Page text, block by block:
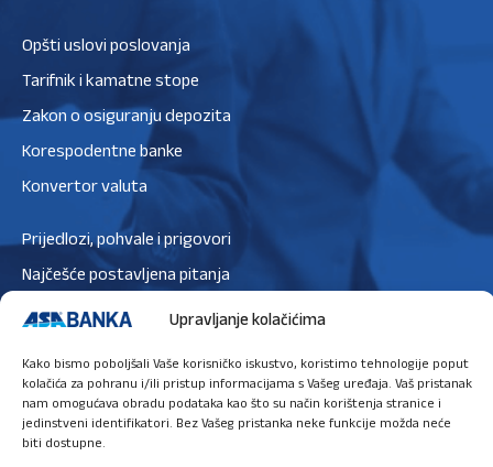
Upravljanje kolačićima
Kako bismo poboljšali Vaše korisničko iskustvo, koristimo tehnologije poput
kolačića za pohranu i/ili pristup informacijama s Vašeg uređaja. Vaš pristanak
nam omogućava obradu podataka kao što su način korištenja stranice i
jedinstveni identifikatori. Bez Vašeg pristanka neke funkcije možda neće
biti dostupne.
Opšti uslovi poslovanja
Tarifnik i kamatne stope
Zakon o osiguranju depozita
Korespodentne banke
Konvertor valuta
Prijedlozi, pohvale i prigovori
Najčešće postavljena pitanja
Zaštita podataka
Politika kolačića